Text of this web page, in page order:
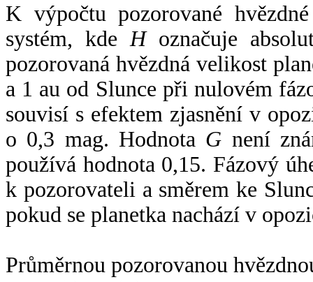
K výpočtu pozorované
systém, kde Hoznačuje
pozorovaná hvězdná velikost
a 1 au od Slunce při nulovém
souvisí s efektem zjasnění v
o 0,3 mag. Hodnota G není
používá hodnota 0,15. Fázový
k pozorovateli a směrem ke
pokud se planetka nachází v
Průměrnou pozorovanou